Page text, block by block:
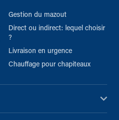
Gestion du mazout
Direct ou indirect: lequel choisir
?
Livraison en urgence
Chauffage pour chapiteaux